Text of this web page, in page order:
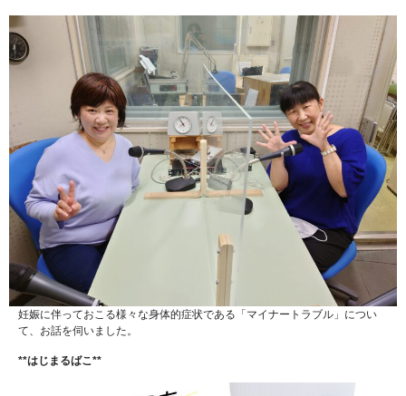
妊娠に伴っておこる様々な身体的症状である「マイナートラブル」につい
て、お話を伺いました。
**はじまるばこ**